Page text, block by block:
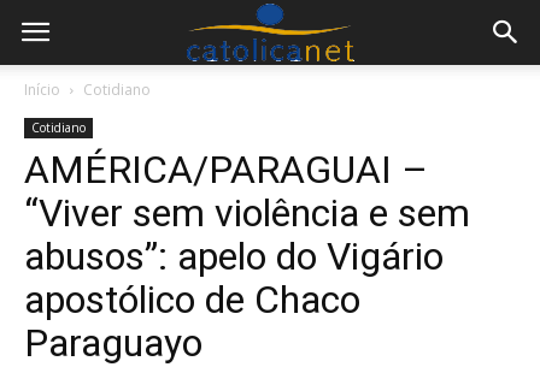
Início Cotidiano
Cotidiano
AMÉRICA/PARAGUAI –
“Viver sem violência e sem
abusos”: apelo do Vigário
apostólico de Chaco
Paraguayo